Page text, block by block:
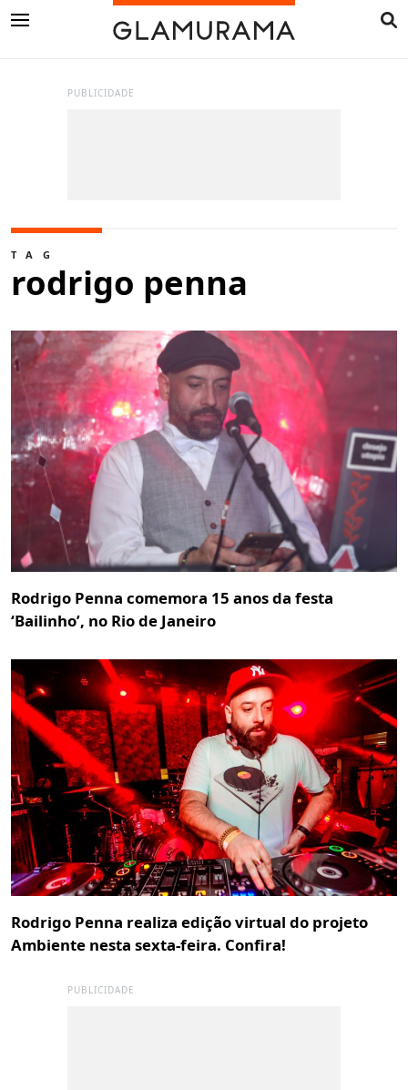
PUBLICIDADE
TAG
rodrigo penna
Rodrigo Penna comemora 15 anos da festa
‘Bailinho’, no Rio de Janeiro
Rodrigo Penna realiza edição virtual do projeto
Ambiente nesta sexta-feira. Confira!
PUBLICIDADE